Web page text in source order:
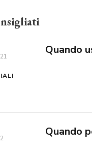
Quando
Quando